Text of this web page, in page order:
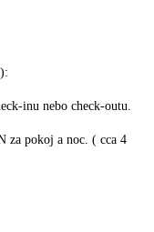
inu nebo check-outu.
za pokoj a noc. ( cca 4